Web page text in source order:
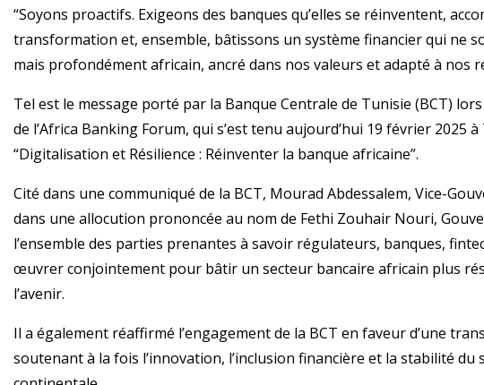
“Soyons proactifs. Exigeons des banques qu’elles se réinventent,
transformation et, ensemble, bâtissons un système financier qui ne
mais profondément africain, ancré dans nos valeurs et adapté à nos
Tel est le message porté par la Banque Centrale de Tunisie (BCT)
de l’Africa Banking Forum, qui s’est tenu aujourd’hui 19 février 2025
“Digitalisation et Résilience : Réinventer la banque africaine”.
Cité dans une communiqué de la BCT, Mourad Abdessalem, Vice-
dans une allocution prononcée au nom de Fethi Zouhair Nouri,
l’ensemble des parties prenantes à savoir régulateurs, banques,
œuvrer conjointement pour bâtir un secteur bancaire africain plus
l’avenir.
Il a également réaffirmé l’engagement de la BCT en faveur d’une
soutenant à la fois l’innovation, l’inclusion financière et la stabilité du